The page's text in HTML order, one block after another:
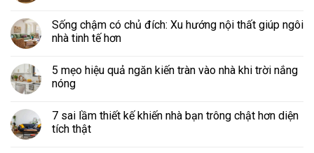
Sống chậm có chủ đích: Xu hướng nội thất giúp ngôi
nhà tinh tế hơn
5 mẹo hiệu quả ngăn kiến tràn vào nhà khi trời nắng
nóng
7 sai lầm thiết kế khiến nhà bạn trông chật hơn diện
tích thật